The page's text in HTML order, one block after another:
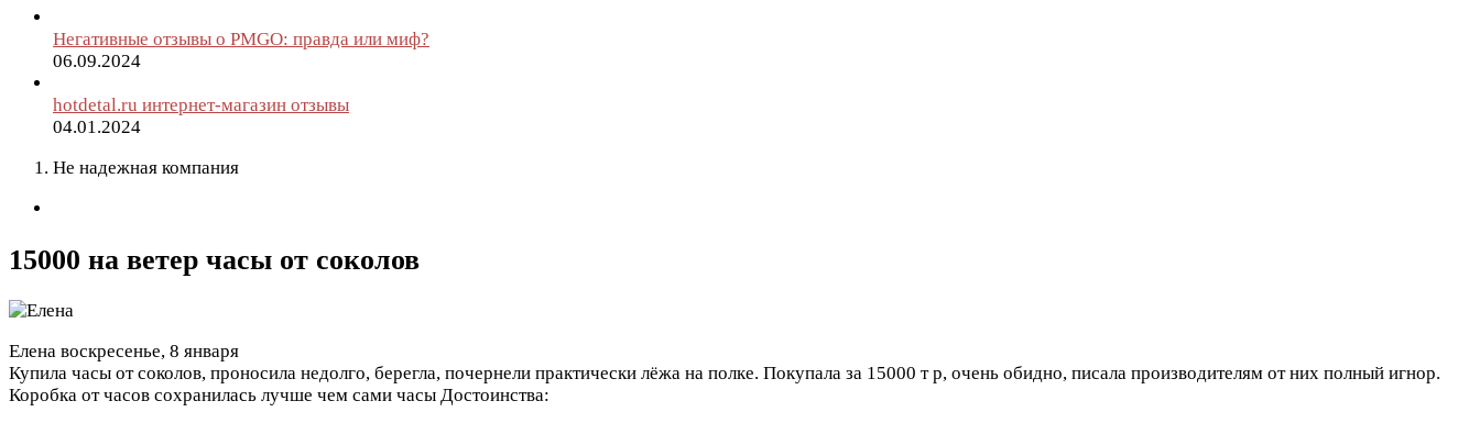
Негативные отзывы о PMGO: правда или миф?
06.09.2024
hotdetal.ru интернет-магазин отзывы
04.01.2024
Не надежная компания
15000 на ветер часы от соколов
Елена воскресенье, 8 января
Купила часы от соколов, проносила недолго, берегла, почернели практически лёжа на полке. Покупала за 15000 т р, очень обидно, писала производителям от них полный игнор.
Коробка от часов сохранилась лучше чем сами часы Достоинства: